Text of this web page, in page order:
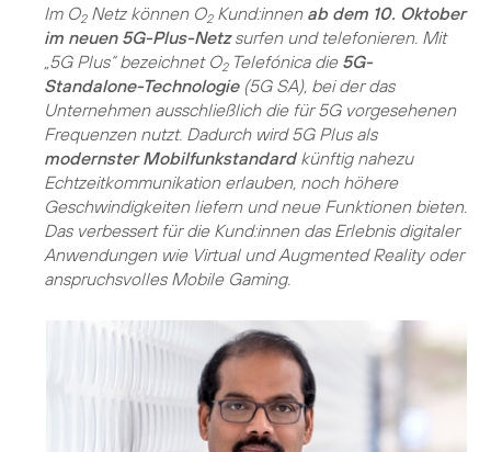
Im O2Netz können O2Kund:innen ab dem 10. Oktober
im neuen 5G-Plus-Netzsurfen und telefonieren. Mit
„5G Plus“ bezeichnet O2Telefónica die 5G-
Standalone-Technologie(5G SA), bei der das
Unternehmen ausschließlich die für 5G vorgesehenen
Frequenzen nutzt. Dadurch wird 5G Plus als
modernster Mobilfunkstandardkünftig nahezu
Echtzeitkommunikation erlauben, noch höhere
Geschwindigkeiten liefern und neue Funktionen bieten.
Das verbessert für die Kund:innen das Erlebnis digitaler
Anwendungen wie Virtual und Augmented Reality oder
anspruchsvolles Mobile Gaming.